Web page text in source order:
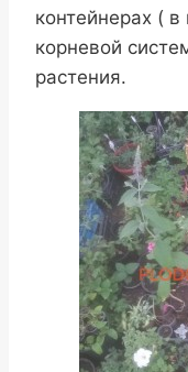
контейнерах (
корневой
растения.